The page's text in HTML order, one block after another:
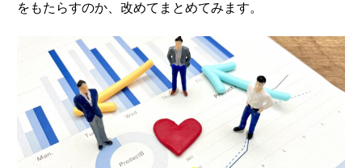
をもたらすのか、改めてまとめてみます。